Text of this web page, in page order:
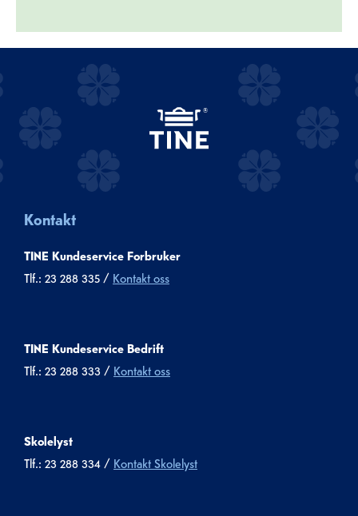
Kontakt
TINE Kundeservice Forbruker
Tlf.: 23 288 335 / Kontakt oss
TINE Kundeservice Bedrift
Tlf.: 23 288 333 / Kontakt oss
Skolelyst
Tlf.: 23 288 334 / Kontakt Skolelyst